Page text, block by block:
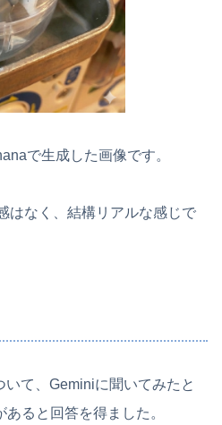
で生成した画像です。
はなく、結構リアルな感じで
て、Geminiに聞いてみたと
ると回答を得ました。